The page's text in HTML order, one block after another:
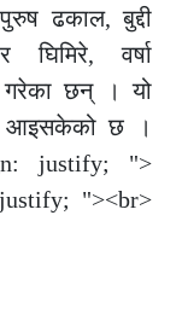
ढकाल, बुद्दी
घिमिरे, वर्षा
गरेका छन् । यो
आइसकेको छ ।
justify; ">
"><br>